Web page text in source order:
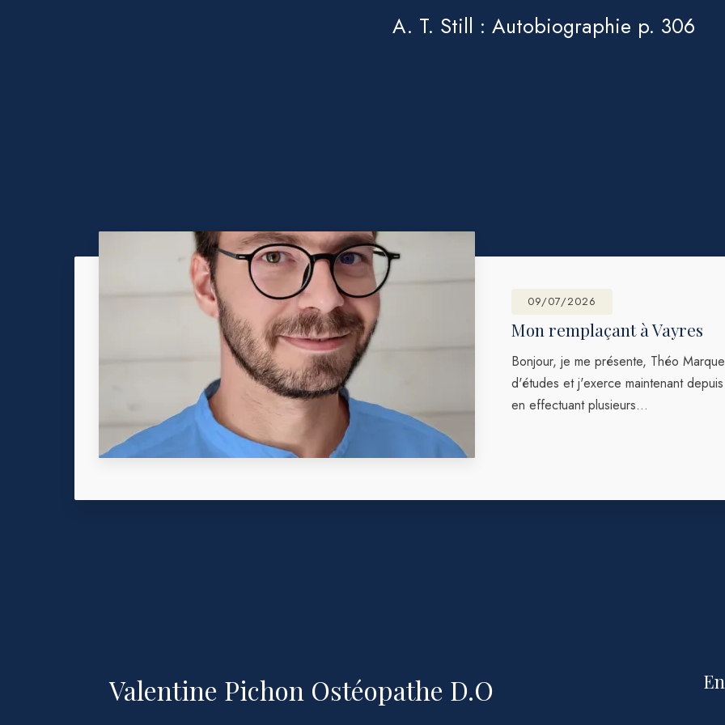
A. T. Still : Autobiographie p. 306
09/07/2026
Mon remplaçant à Vayres
Bonjour, je me présente, Théo
d'études et j'exerce maintenant
en effectuant plusieurs…
Valentine Pichon Ostéopathe D.O